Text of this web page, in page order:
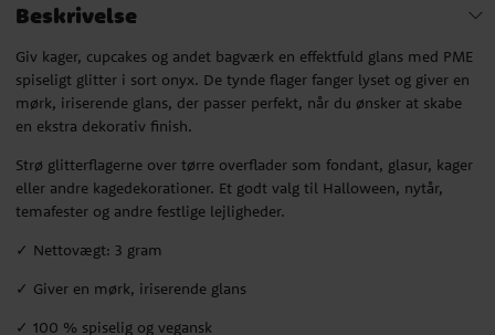
Beskrivelse
Giv kager, cupcakes og andet bagværk en effektfuld glans med PME
spiseligt glitter i sort onyx. De tynde flager fanger lyset og giver en
mørk, iriserende glans, der passer perfekt, når du ønsker at skabe
en ekstra dekorativ finish.
Strø glitterflagerne over tørre overflader som fondant, glasur, kager
eller andre kagedekorationer. Et godt valg til Halloween, nytår,
temafester og andre festlige lejligheder.
✓ Nettovægt: 3 gram
✓ Giver en mørk, iriserende glans
✓ 100 % spiselig og vegansk